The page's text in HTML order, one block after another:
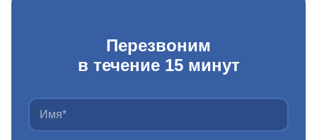
Перезвоним
в течение 15 минут